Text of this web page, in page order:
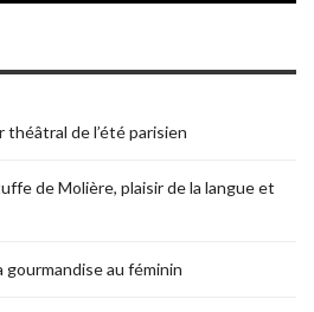
de l’été parisien
de Molière, plaisir de la langue et
gourmandise au féminin